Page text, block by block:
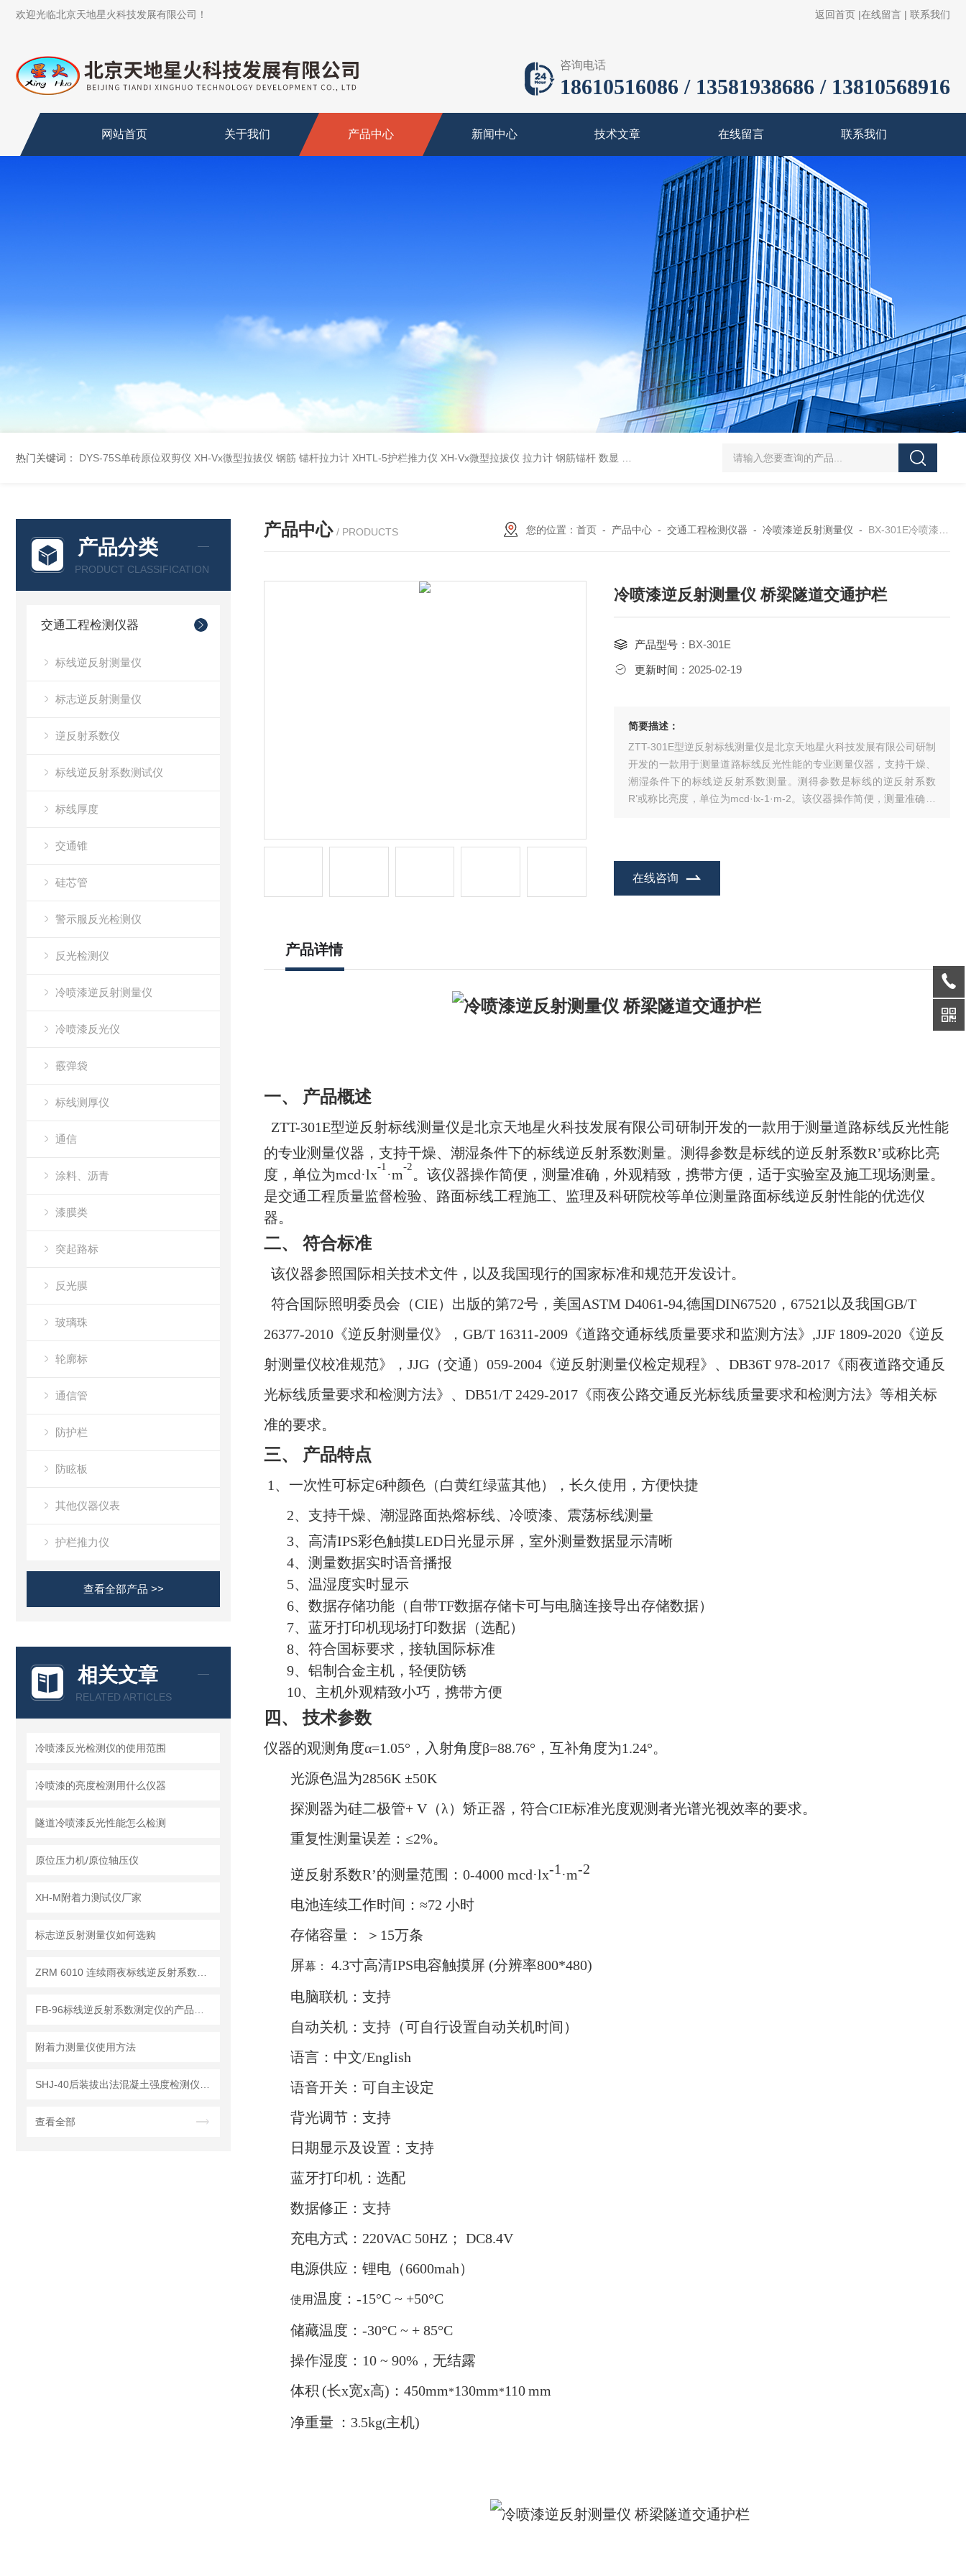
欢迎光临北京天地星火科技发展有限公司！ 返回首页 |在线留言 | 联系我们
咨询电话
18610516086 / 13581938686 / 13810568916
网站首页 关于我们 产品中心 新闻中心 技术文章 在线留言 联系我们
热门关键词： DYS-75S单砖原位双剪仪 XH-Vx微型拉拔仪 钢筋 锚杆拉力计 XHTL-5护栏推力仪 XH-Vx微型拉拔仪 拉力计 钢筋锚杆 数显 QCJ-50/100型漆膜落锤冲击测试仪交通U型板 ZTT-970C通信管道静摩擦系
产品分类
PRODUCT CLASSIFICATION
交通工程检测仪器
标线逆反射测量仪
标志逆反射测量仪
逆反射系数仪
标线逆反射系数测试仪
标线厚度
交通锥
硅芯管
警示服反光检测仪
反光检测仪
冷喷漆逆反射测量仪
冷喷漆反光仪
霰弹袋
标线测厚仪
通信
涂料、沥青
漆膜类
突起路标
反光膜
玻璃珠
轮廓标
通信管
防护栏
防眩板
其他仪器仪表
护栏推力仪
查看全部产品 >>
相关文章
RELATED ARTICLES
冷喷漆反光检测仪的使用范围
冷喷漆的亮度检测用什么仪器
隧道冷喷漆反光性能怎么检测
原位压力机/原位轴压仪
XH-M附着力测试仪厂家
标志逆反射测量仪如何选购
附着力测量仪使用方法
查看全部
产品中心 / PRODUCTS 您的位置： 首页- 产品中心- 交通工程检测仪器 - 冷喷漆逆反射测量仪 - BX-301E冷喷漆逆反射测量仪 桥梁隧道交通护栏
冷喷漆逆反射测量仪 桥梁隧道交通护栏
产品型号： BX-301E
更新时间： 2025-02-19
简要描述：
ZTT-301E型逆反射标线测量仪是北京天地星火科技发展有限公司研制
开发的一款用于测量道路标线反光性能的专业测量仪器，支持干燥、
潮湿条件下的标线逆反射系数测量。测得参数是标线的逆反射系数
R’或称比亮度，单位为mcd·lx-1·m-2。该仪器操作简便，测量准确，
在线咨询
产品详情
一、 产品概述
ZTT-301E型逆反射标线测量仪是北京天地星火科技发展有限公司研制开发的一款用于测量道路标线反光性能
的专业测量仪器，支持干燥、潮湿条件下的标线逆反射系数测量。测得参数是标线的逆反射系数R’或称比亮
度，单位为mcd·lx
-1
·m
-2
。该仪器操作简便，测量准确，外观精致，携带方便，适于实验室及施工现场测量。
是交通工程质量监督检验、路面标线工程施工、监理及科研院校等单位测量路面标线逆反射性能的优选仪
器。
二、 符合标准
该仪器参照国际相关技术文件，以及我国现行的国家标准和规范开发设计。
符合国际照明委员会（CIE）出版的第72号，美国ASTM D4061-94,德国DIN67520，67521以及我国GB/T
26377-2010《逆反射测量仪》，GB/T 16311-2009《道路交通标线质量要求和监测方法》,JJF 1809-2020《逆反
射测量仪校准规范》 ，JJG（交通）059-2004《逆反射测量仪检定规程》、DB36T 978-2017《雨夜道路交通反
光标线质量要求和检测方法》、DB51/T 2429-2017《雨夜公路交通反光标线质量要求和检测方法》等相关标
准的要求。
三、 产品特点
1、 一次性可标定6种颜色（白黄红绿蓝其他），长久使用，方便快捷
2、 支持干燥、潮湿路面热熔标线、冷喷漆、震荡标线测量
3、高清IPS彩色触摸LED日光显示屏，室外测量数据显示清晰
4、测量数据实时语音播报
5、温湿度实时显示
6、数据存储功能（自带TF数据存储卡可与电脑连接导出存储数据）
7、蓝牙打印机现场打印数据（选配）
8、符合国标要求，接轨国际标准
9、铝制合金主机，轻便防锈
10、主机外观精致小巧，携带方便
四、 技术参数
仪器的观测角度α=1.05°，入射角度β=88.76°，互补角度为1.24°。
光源色温为2856K ±50K
探测器为硅二极管+ V（λ）矫正器，符合CIE标准光度观测者光谱光视效率的要求。
重复性测量误差：≤2%。
逆反射系数R’的测量范围：0-4000 mcd·lx-1 ·m-2
电池连续工作时间：≈72 小时
存储容量：
＞15万条
屏幕： 4.3寸高清IPS电容触摸屏 (分辨率800*480)
电脑联机：支持
自动关机：支持（可自行设置自动关机时间）
语言：中文/English
语音开关：可自主设定
背光调节：支持
日期显示及设置：支持
蓝牙打印机：选配
数据修正：支持
充电方式：220VAC 50HZ； DC8.4V
电源供应：锂电（6600mah）
使用温度：-15°C ~ +50°C
储藏温度：-30°C ~ + 85°C
操作湿度：10 ~ 90%，无结露
体积 (长x宽x高)：450mm*130mm*110 mm
净重量
：3.5kg(主机)